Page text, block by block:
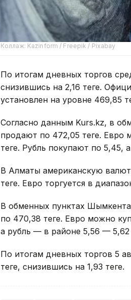
Коллаж: Kazinform / Freepik / Pixabay
По итогам дневных торгов
снизившись на 2,16 теңге.
установлен на уровне 469,85
Согласно данным Kurs.kz, в
продают по 472,05 теңге. Евро
теңге. Рубль покупают по 5,45,
В Алматы американскую
теңге. Евро торгуется в
В обменных пунктах
по 470,38 теңге. Евро можно
а рубль — в районе 5,56 — 5,62
По итогам дневных торгов 5
теңге, снизившись на 1,93 теңге.